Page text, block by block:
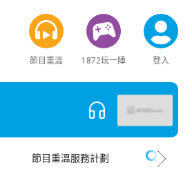
節目重溫 1872玩一陣 登入
節目重溫服務計劃